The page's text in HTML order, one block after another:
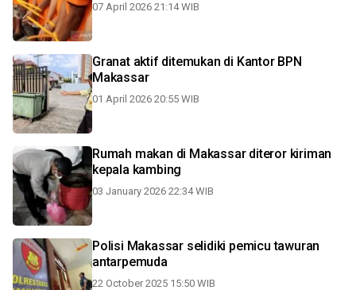
07 April 2026 21:14 WIB
Granat aktif ditemukan di Kantor BPN
Makassar
01 April 2026 20:55 WIB
Rumah makan di Makassar diteror kiriman
kepala kambing
03 January 2026 22:34 WIB
Polisi Makassar selidiki pemicu tawuran
antarpemuda
22 October 2025 15:50 WIB